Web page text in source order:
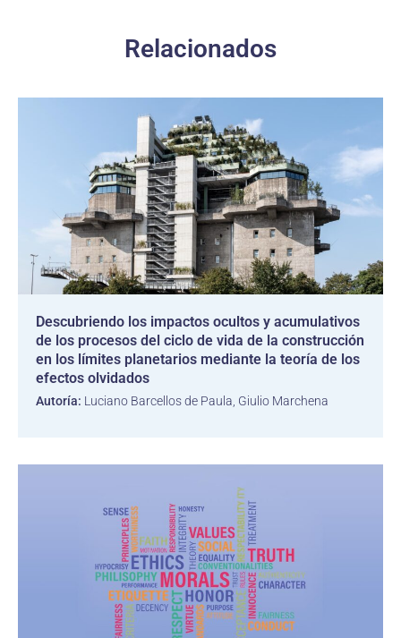
Relacionados
Descubriendo los impactos ocultos y acumulativos
de los procesos del ciclo de vida de la construcción
en los límites planetarios mediante la teoría de los
efectos olvidados
Autoría: Luciano Barcellos de Paula, Giulio Marchena